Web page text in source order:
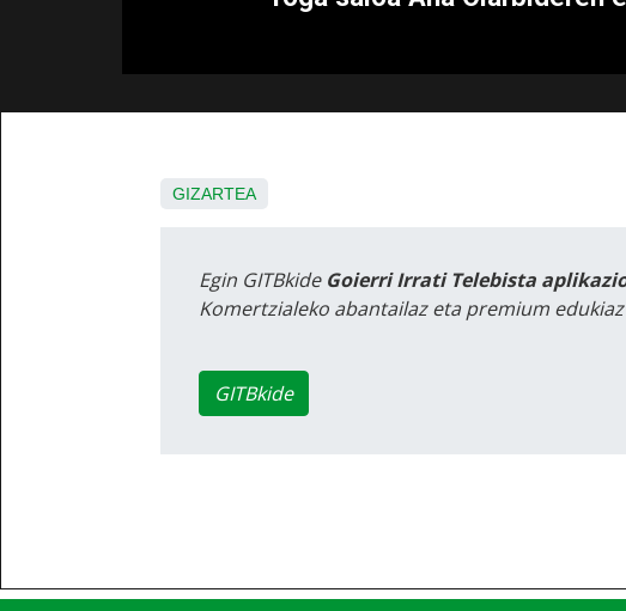
GIZARTEA
Egin GITBkide Goierri Irrati Telebista
Komertzialeko abantailaz eta premium
GITBkide